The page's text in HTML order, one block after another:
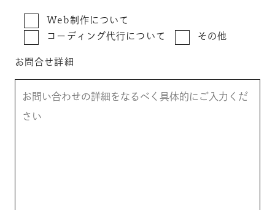
Web制作について
コーディング代行について
その他
お問合せ詳細